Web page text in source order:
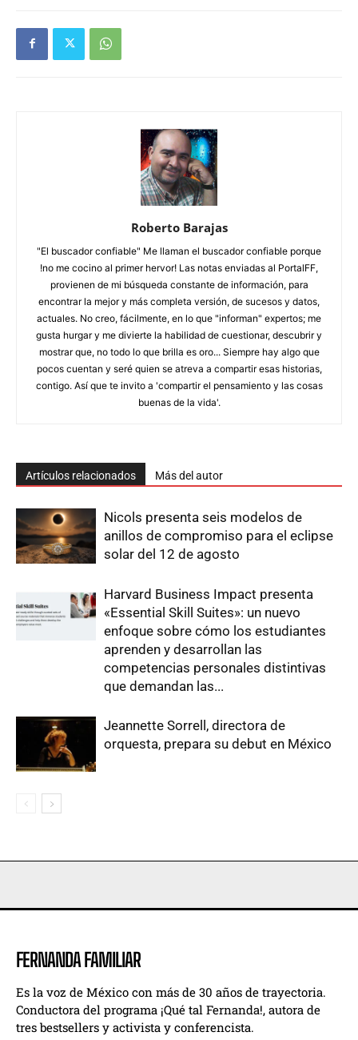
Roberto Barajas
"El buscador confiable" Me llaman el buscador confiable porque
!no me cocino al primer hervor! Las notas enviadas al PortalFF,
provienen de mi búsqueda constante de información, para
encontrar la mejor y más completa versión, de sucesos y datos,
actuales. No creo, fácilmente, en lo que "informan" expertos; me
gusta hurgar y me divierte la habilidad de cuestionar, descubrir y
mostrar que, no todo lo que brilla es oro... Siempre hay algo que
pocos cuentan y seré quien se atreva a compartir esas historias,
contigo. Así­ que te invito a 'compartir el pensamiento y las cosas
buenas de la vida'.
Artículos relacionados Más del autor
Nicols presenta seis modelos de
anillos de compromiso para el eclipse
solar del 12 de agosto
Harvard Business Impact presenta
«Essential Skill Suites»: un nuevo
enfoque sobre cómo los estudiantes
aprenden y desarrollan las
competencias personales distintivas
que demandan las...
Jeannette Sorrell, directora de
orquesta, prepara su debut en México
FERNANDA FAMILIAR
Es la voz de México con más de 30 años de trayectoria.
Conductora del programa ¡Qué tal Fernanda!, autora de
tres bestsellers y activista y conferencista.